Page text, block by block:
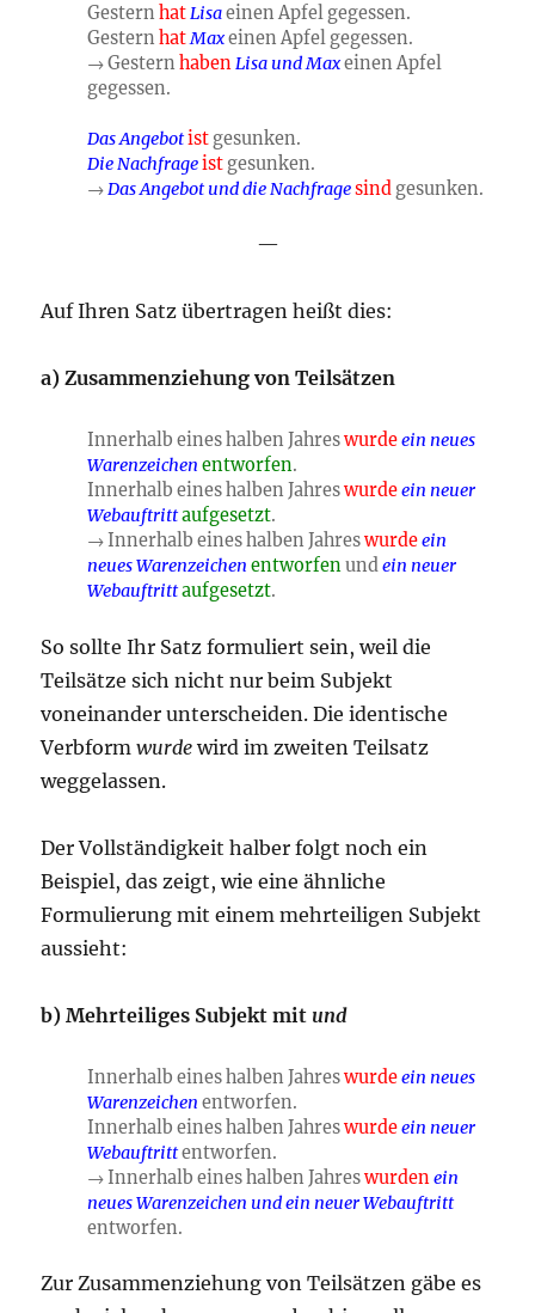
Gestern hatLisaeinen Apfel gegessen.
Gestern hatMaxeinen Apfel gegessen.
→ Gestern habenLisa und Maxeinen Apfel
gegessen.
Das Angebotistgesunken.
Die Nachfrageistgesunken.
→Das Angebot und die Nachfragesindgesunken.
—
Auf Ihren Satz übertragen heißt dies:
a) Zusammenziehung von Teilsätzen
Innerhalb eines halben Jahreswurdeein neues
Warenzeichen entworfen.
Innerhalb eines halben Jahreswurdeein neuer
Webauftrittaufgesetzt.
→ Innerhalb eines halben Jahreswurdeein
neues Warenzeichen entworfenundein neuer
Webauftrittaufgesetzt.
So sollte Ihr Satz formuliert sein, weil die
Teilsätze sich nicht nur beim Subjekt
voneinander unterscheiden. Die identische
Verbformwurde wird im zweiten Teilsatz
weggelassen.
Der Vollständigkeit halber folgt noch ein
Beispiel, das zeigt, wie eine ähnliche
Formulierung mit einem mehrteiligen Subjekt
aussieht:
b) Mehrteiliges Subjekt mit und
Innerhalb eines halben Jahreswurdeein neues
Warenzeichen entworfen.
Innerhalb eines halben Jahreswurdeein neuer
Webauftrittentworfen.
→ Innerhalb eines halben Jahreswurden ein
neues Warenzeichen und ein neuer Webauftritt
entworfen.
Zur Zusammenziehung von Teilsätzen gäbe es